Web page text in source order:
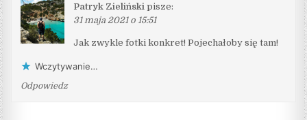
Patryk Zieliński pisze:
31 maja 2021 o 15:51
Jak zwykle fotki konkret! Pojechałoby się tam!
Wczytywanie…
Odpowiedz